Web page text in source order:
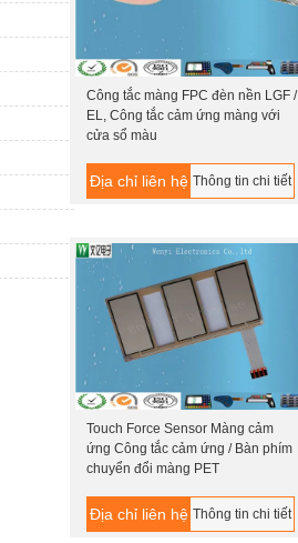
Công tắc màng FPC đèn nền LGF /
EL, Công tắc cảm ứng màng với
cửa sổ màu
Địa chỉ liên hệ Thông tin chi tiết
Touch Force Sensor Màng cảm
ứng Công tắc cảm ứng / Bàn phím
chuyển đổi màng PET
Địa chỉ liên hệ Thông tin chi tiết